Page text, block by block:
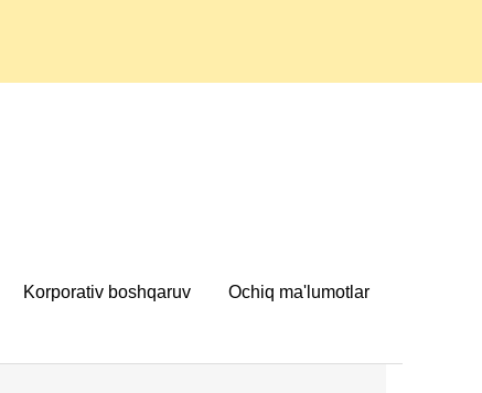
Korporativ boshqaruv Ochiq ma'lumotlar